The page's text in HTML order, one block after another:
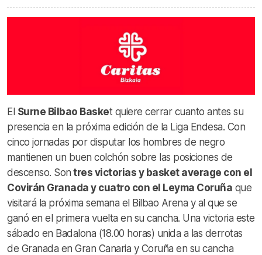
El Surne Bilbao Basket quiere cerrar cuanto antes su
presencia en la próxima edición de la Liga Endesa. Con
cinco jornadas por disputar los hombres de negro
mantienen un buen colchón sobre las posiciones de
descenso. Son tres victorias y basket average con el
Covirán Granada y cuatro con el Leyma Coruña que
visitará la próxima semana el Bilbao Arena y al que se
ganó en el primera vuelta en su cancha. Una victoria este
sábado en Badalona (18.00 horas) unida a las derrotas
de Granada en Gran Canaria y Coruña en su cancha